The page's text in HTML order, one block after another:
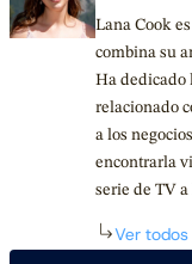
Lana Cook
combina su
Ha dedicado
relacionado
a los
encontrarla
serie de TV
Ver